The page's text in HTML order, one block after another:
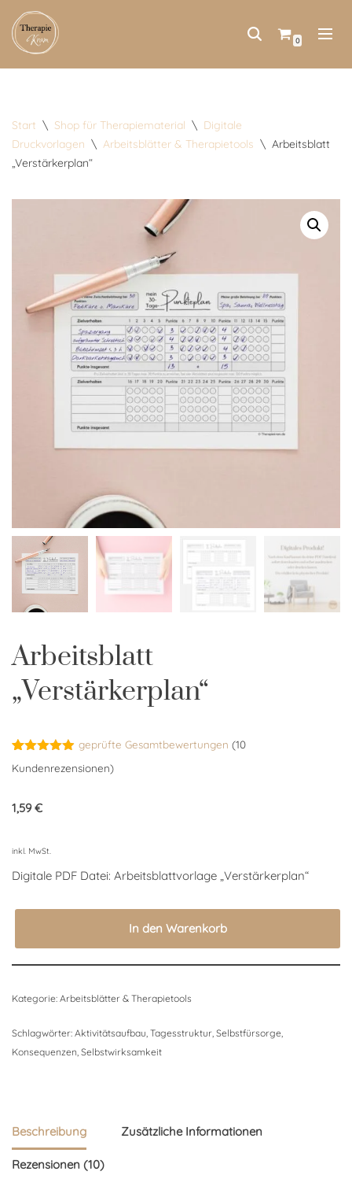
Zum
0
Start \ Shop für Therapiematerial \ Digitale
Druckvorlagen \ Arbeitsblätter & Therapietools \ Arbeitsblatt
„Verstärkerplan“
Arbeitsblatt
„Verstärkerplan“
Bewertet
mit4.90
auf
10
geprüfte Gesamtbewertungen (10
Kundenrezensionen)
1,59€
inkl. MwSt.
Digitale PDF Datei: Arbeitsblattvorlage „Verstärkerplan“
In den Warenkorb
Kategorie: Arbeitsblätter & Therapietools
Schlagwörter: Aktivitätsaufbau Tagesstruktur Selbstfürsorge
Konsequenzen Selbstwirksamkeit
Beschreibung Zusätzliche Informationen
Rezensionen (10)